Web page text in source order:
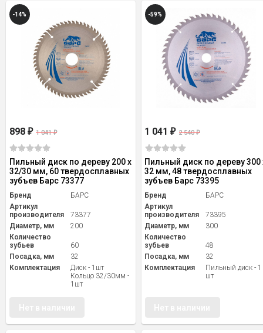
-14%
898 ₽ 1 041₽
Пильный диск по дереву 200 x
32/30 мм, 60 твердосплавных
зубъев Барс 73377
Бренд
БАРС
Артикул
производителя
73377
Диаметр, мм
200
Количество
зубьев
60
Посадка, мм
32
Комплектация
Диск - 1шт
Кольцо 32/30мм -
1шт
-59%
1 041₽ 2 540₽
Пильный диск по дереву 300
32 мм, 48 твердосплавных
зубъев Барс 73395
Бренд
БАРС
Артикул
производителя
73395
Диаметр, мм
300
Количество
зубьев
48
Посадка, мм
32
Комплектация
Пильный диск - 1
шт